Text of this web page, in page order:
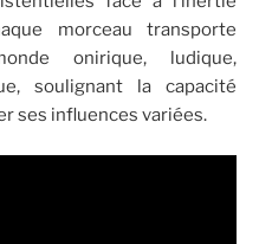
morceau transporte
onirique, ludique,
soulignant la capacité
ses influences variées.